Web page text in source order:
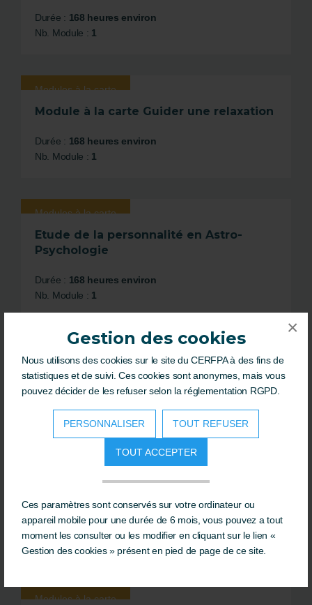
Gestion des cookies
Nous utilisons des cookies sur le site du CERFPA à des fins de
statistiques et de suivi. Ces cookies sont anonymes, mais vous
pouvez décider de les refuser selon la réglementation RGPD.
PERSONNALISER TOUT REFUSER
TOUT ACCEPTER
Ces paramètres sont conservés sur votre ordinateur ou
appareil mobile pour une durée de 6 mois, vous pouvez a tout
moment les consulter ou les modifier en cliquant sur le lien «
Gestion des cookies » présent en pied de page de ce site.
×
Durée : 168 heures environ
Nb. Module : 1
Modules à la carte
Module à la carte Guider une relaxation
Durée : 168 heures environ
Nb. Module : 1
Modules à la carte
Etude de la personnalité en Astro-
Psychologie
Durée : 168 heures environ
Nb. Module : 1
Astrologie en relation d'aide
Nb. Module :1
Durée :168 heures environ
Nb. Module :1
Modules à la carte